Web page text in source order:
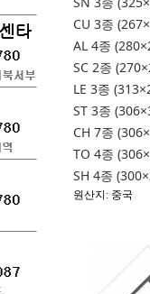
CU 3종
AL 4종
SC 2종
LE 3종
ST 3종
CH 7종
TO 4종
SH 4종
원산지: 중국